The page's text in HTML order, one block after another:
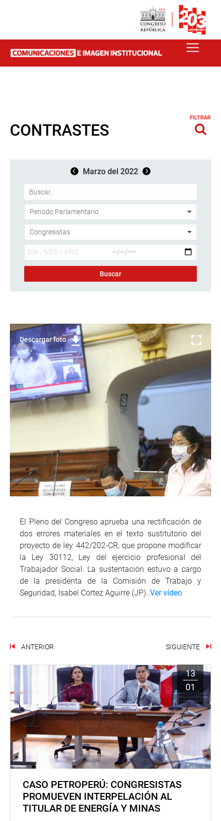
CONTRASTES
FILTRAR
Marzo del 2022
Descargar foto
El Pleno del Congreso aprueba una rectificación de
dos errores materiales en el texto sustitutorio del
proyecto de ley 442/202-CR, que propone modificar
la Ley 30112, Ley del ejercicio profesional del
Trabajador Social. La sustentación estuvo a cargo
de la presidenta de la Comisión de Trabajo y
Seguridad, Isabel Cortez Aguirre (JP)..Ver vídeo
ANTERIOR SIGUIENTE
13
01
CASO PETROPERÚ: CONGRESISTAS
PROMUEVEN INTERPELACIÓN AL
TITULAR DE ENERGÍA Y MINAS